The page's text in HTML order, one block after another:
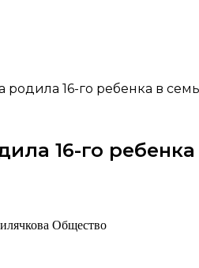
16-го ребенка в
16-го ребенка
Общество